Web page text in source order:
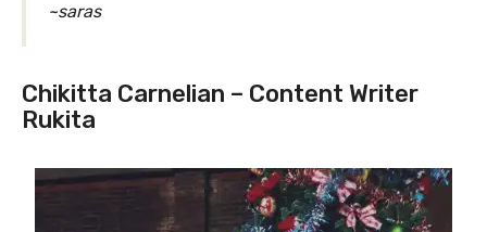
~saras
Chikitta Carnelian – Content Writer
Rukita